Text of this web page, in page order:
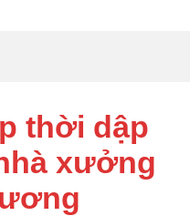
thời dập
xưởng